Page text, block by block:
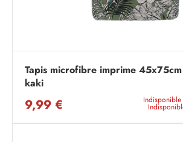
Tapis microfibre imprime
kaki
9,99 € Indisponible